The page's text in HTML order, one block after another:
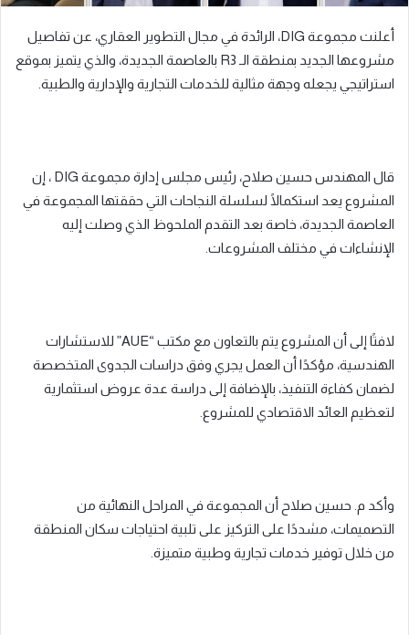
و
ن
ي
أعلنت مجموعة DIG، الرائدة في مجال التطوير العقاري، عن تفاصيل
مشروعها الجديد بمنطقة الـ R3 بالعاصمة الجديدة، والذي يتميز بموقع
استراتيجي يجعله وجهة مثالية للخدمات التجارية والإدارية والطبية.
قال المهندس حسين صلاح، رئيس مجلس إدارة مجموعة DIG ، إن
المشروع يعد استكمالًا لسلسلة النجاحات التي حققتها المجموعة في
العاصمة الجديدة، خاصة بعد التقدم الملحوظ الذي وصلت إليه
الإنشاءات في مختلف المشروعات.
لافتًا إلى أن المشروع يتم بالتعاون مع مكتب “AUE” للاستشارات
الهندسية، مؤكدًا أن العمل يجري وفق دراسات الجدوى المتخصصة
لضمان كفاءة التنفيذ، بالإضافة إلى دراسة عدة عروض استثمارية
لتعظيم العائد الاقتصادي للمشروع.
وأكد م. حسين صلاح أن المجموعة في المراحل النهائية من
التصميمات، مشددًا على التركيز على تلبية احتياجات سكان المنطقة
من خلال توفير خدمات تجارية وطبية متميزة.